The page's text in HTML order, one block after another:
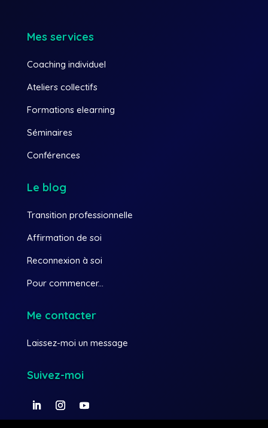
Mes services
Coaching individuel
Ateliers collectifs
Formations elearning
Séminaires
Conférences
Le blog
Transition professionnelle
Affirmation de soi
Reconnexion à soi
Pour commencer...
Me contacter
Laissez-moi un message
Suivez-moi